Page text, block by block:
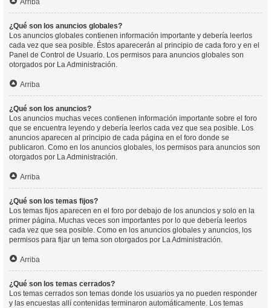
Arriba
¿Qué son los anuncios globales?
Los anuncios globales contienen información importante y debería leerlos
cada vez que sea posible. Éstos aparecerán al principio de cada foro y en el
Panel de Control de Usuario. Los permisos para anuncios globales son
otorgados por La Administración.
Arriba
¿Qué son los anuncios?
Los anuncios muchas veces contienen información importante sobre el foro
que se encuentra leyendo y debería leerlos cada vez que sea posible. Los
anuncios aparecen al principio de cada página en el foro donde se
publicaron. Como en los anuncios globales, los permisos para anuncios son
otorgados por La Administración.
Arriba
¿Qué son los temas fijos?
Los temas fijos aparecen en el foro por debajo de los anuncios y solo en la
primer página. Muchas veces son importantes por lo que debería leerlos
cada vez que sea posible. Como en los anuncios globales y anuncios, los
permisos para fijar un tema son otorgados por La Administración.
Arriba
¿Qué son los temas cerrados?
Los temas cerrados son temas donde los usuarios ya no pueden responder
y las encuestas allí contenidas terminaron automáticamente. Los temas